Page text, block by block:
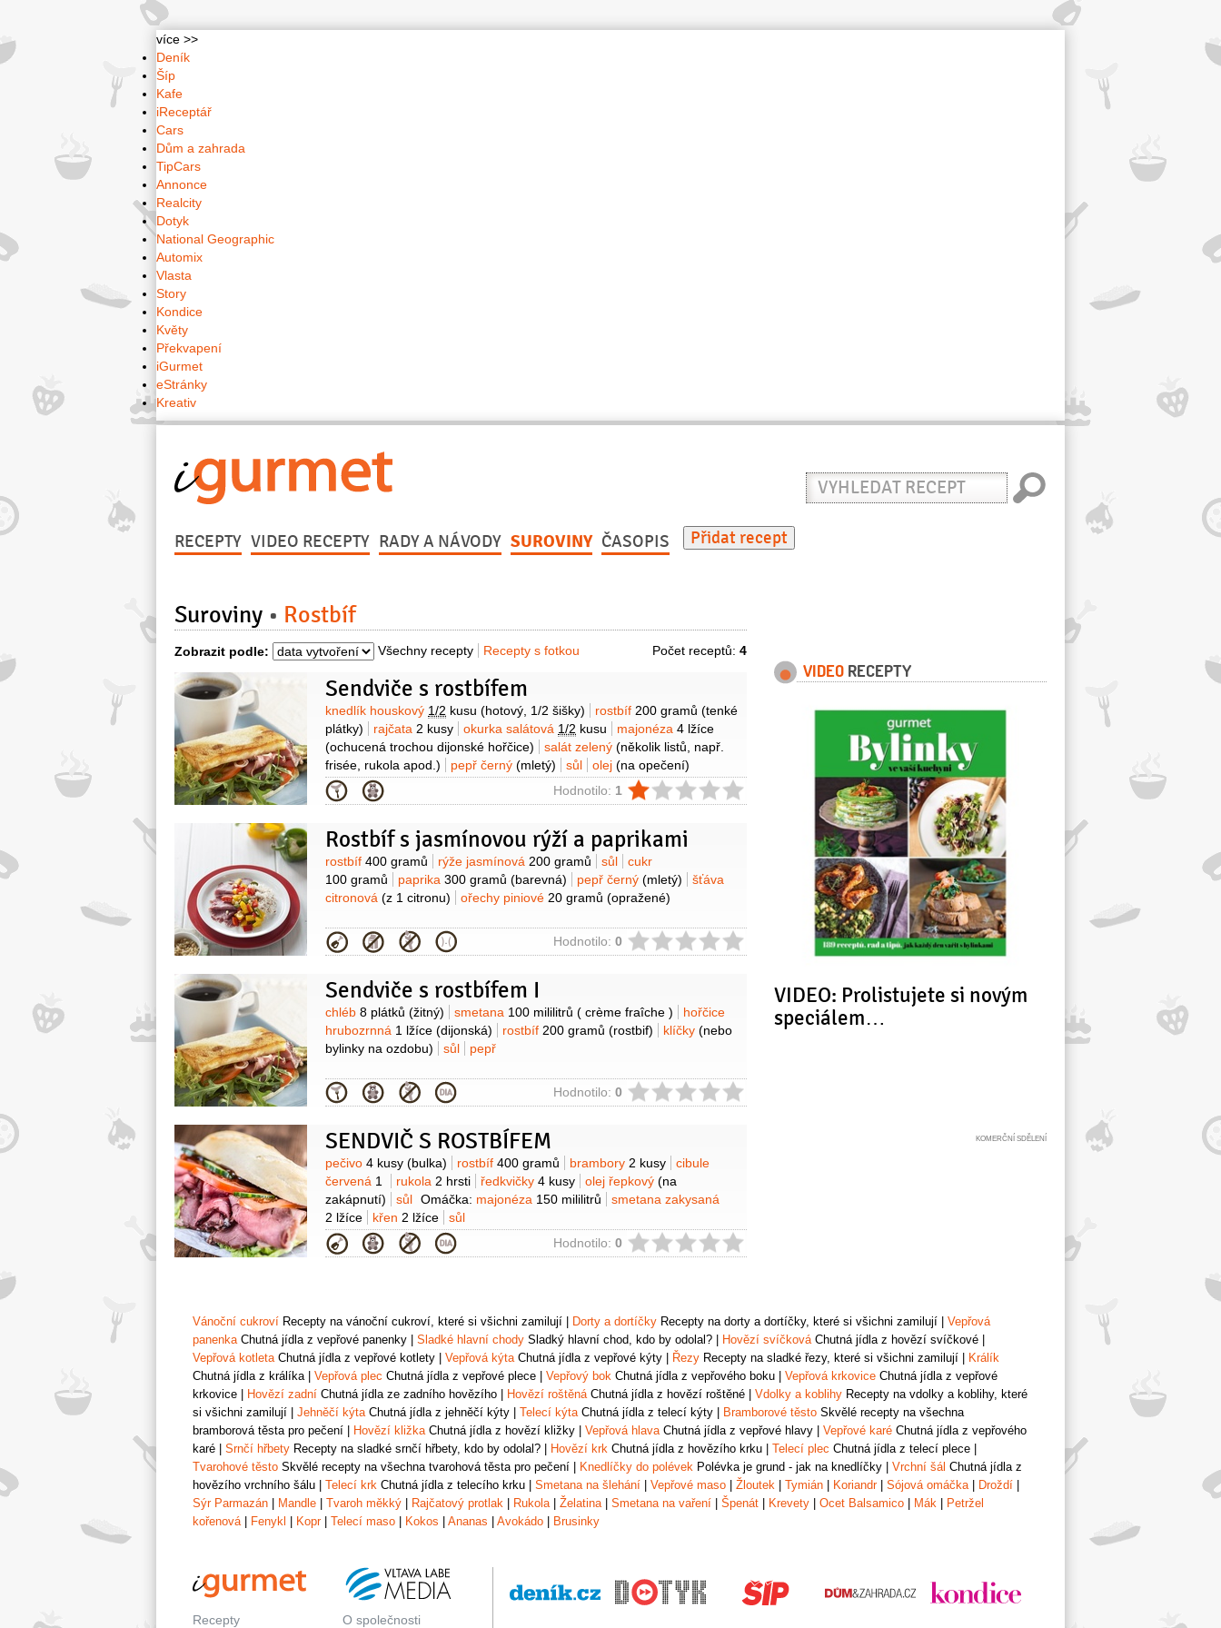
více >>
Deník
Šíp
Kafe
iReceptář
Cars
Dům a zahrada
TipCars
Annonce
Realcity
Dotyk
National Geographic
Automix
Vlasta
Story
Kondice
Květy
Překvapení
iGurmet
eStránky
Kreativ
Vyhledat
recept
RECEPTY VIDEO RECEPTY RADY A NÁVODY SUROVINY ČASOPIS Přidat recept
Suroviny Rostbíf
Zobrazit podle: Všechny recepty Recepty s fotkou Počet receptů: 4
Sendviče s rostbífem
Suroviny
knedlík houskový 1/2 kusu (hotový, 1/2 šišky) rostbíf 200 gramů (tenké
plátky)
rajčata 2 kusy okurka salátová 1/2 kusu majonéza 4 lžíce
(ochucená trochou dijonské hořčice)
salát zelený (několik listů, např.
frisée, rukola apod.)
pepř černý (mletý) sůl olej (na opečení)
Kategorie Hodnotilo: 1
Rostbíf s jasmínovou rýží a paprikami
Suroviny
rostbíf 400 gramů rýže jasmínová 200 gramů sůl
cukr
100 gramů
paprika 300 gramů (barevná) pepř černý (mletý)
šťáva
citronová (z 1 citronu) ořechy piniové 20 gramů (opražené)
Kategorie Hodnotilo: 0
Sendviče s rostbífem I
Suroviny
chléb 8 plátků (žitný) smetana 100 mililitrů ( crème fraîche )
hořčice
hrubozrnná 1 lžíce (dijonská) rostbíf 200 gramů (rostbif) klíčky (nebo
bylinky na ozdobu)
sůl pepř
Kategorie Hodnotilo: 0
SENDVIČ S ROSTBÍFEM
Suroviny
pečivo 4 kusy (bulka) rostbíf 400 gramů brambory 2 kusy
cibule
červená 1 rukola 2 hrsti ředkvičky 4 kusy olej řepkový (na
zakápnutí)
sůl Omáčka: majonéza 150 mililitrů
smetana zakysaná
2 lžíce
křen 2 lžíce sůl
Kategorie Hodnotilo: 0
VIDEO RECEPTY
VIDEO: Prolistujete si novým
speciálem…
Vánoční cukroví Recepty na vánoční cukroví, které si všichni zamilují Dorty a dortíčky Recepty na dorty a dortíčky, které si všichni zamilují
Vepřová
panenka Chutná jídla z vepřové panenky Sladké hlavní chody Sladký hlavní chod, kdo by odolal? Hovězí svíčková Chutná jídla z hovězí svíčkové
Vepřová kotleta Chutná jídla z vepřové kotlety Vepřová kýta Chutná jídla z vepřové kýty Řezy Recepty na sladké řezy, které si všichni zamilují
Králík
Chutná jídla z králíka
Vepřová plec Chutná jídla z vepřové plece Vepřový bok Chutná jídla z vepřového boku Vepřová krkovice Chutná jídla z vepřové
krkovice
Hovězí zadní Chutná jídla ze zadního hovězího Hovězí roštěná Chutná jídla z hovězí roštěné Vdolky a koblihy Recepty na vdolky a koblihy, které
si všichni zamilují
Jehněčí kýta Chutná jídla z jehněčí kýty Telecí kýta Chutná jídla z telecí kýty Bramborové těsto Skvělé recepty na všechna
bramborová těsta pro pečení
Hovězí kližka Chutná jídla z hovězí kližky Vepřová hlava Chutná jídla z vepřové hlavy Vepřové karé Chutná jídla z vepřového
karé
Srnčí hřbety Recepty na sladké srnčí hřbety, kdo by odolal? Hovězí krk Chutná jídla z hovězího krku Telecí plec Chutná jídla z telecí plece
Tvarohové těsto Skvělé recepty na všechna tvarohová těsta pro pečení Knedlíčky do polévek Polévka je grund - jak na knedlíčky Vrchní šál Chutná jídla z
hovězího vrchního šálu
Telecí krk Chutná jídla z telecího krku Smetana na šlehání Vepřové maso Žloutek Tymián Koriandr| Sójová omáčka Droždí
Sýr Parmazán
Mandle Tvaroh měkký Rajčatový protlak Rukola Želatina Smetana na vaření Špenát Krevety Ocet Balsamico Mák
Petržel
kořenová
Fenykl Kopr| Telecí maso Kokos Ananas Avokádo Brusinky
Recepty O společnosti